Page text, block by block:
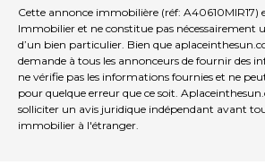
Cette annonce immobilière (réf: A40610MIR17)
Immobilier et ne constitue pas nécessairement
d’un bien particulier. Bien que
demande à tous les annonceurs de fournir des
ne vérifie pas les informations fournies et ne
pour quelque erreur que ce soit.
solliciter un avis juridique indépendant avant
immobilier à l'étranger.